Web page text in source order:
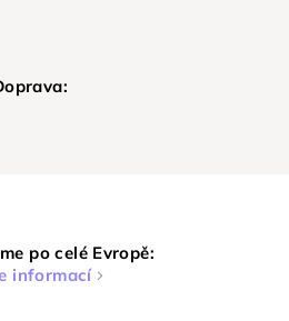
po celé Evropě:
informací